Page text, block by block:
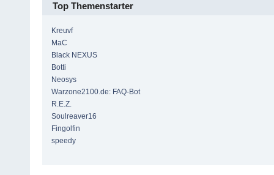
Top Themenstarter
Kreuvf
MaC
Black NEXUS
Botti
Neosys
Warzone2100.de: FAQ-Bot
R.E.Z.
Soulreaver16
Fingolfin
speedy